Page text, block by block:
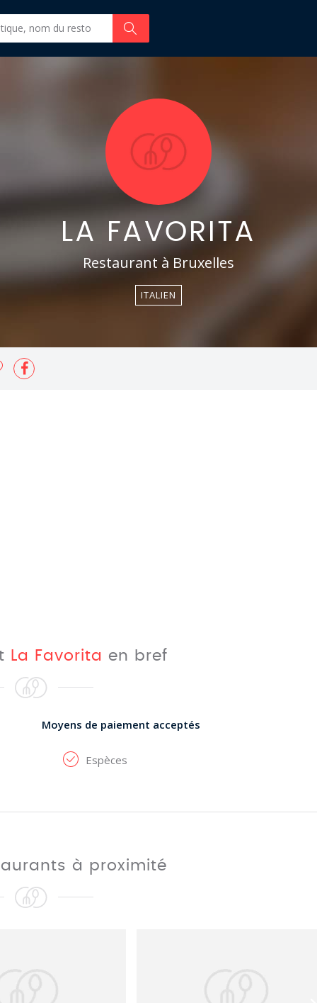
LA FAVORITA
Restaurant à Bruxelles
ITALIEN
La Favorita en bref
Moyens de paiement acceptés
Espèces
à proximité